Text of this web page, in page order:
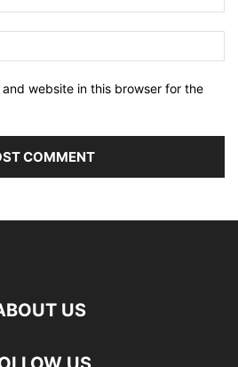
and website in this browser for the
US